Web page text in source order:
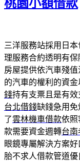
桃園小額借款
三洋服務站採用日
理服務合約透明有保
房屋提供依汽車殘
的汽車的權利的資
錢持有支票且是有
台北借錢缺錢急用
了雲林機車借款依照
款需要資金週轉台南
眼鏡專屬解決方案好
胎不求人借款管道